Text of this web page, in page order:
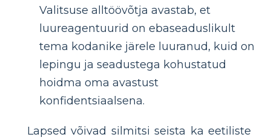
Valitsuse alltöövõtja avastab, et
luureagentuurid on ebaseaduslikult
tema kodanike järele luuranud, kuid on
lepingu ja seadustega kohustatud
hoidma oma avastust
konfidentsiaalsena.
Lapsed võivad silmitsi seista ka eetiliste